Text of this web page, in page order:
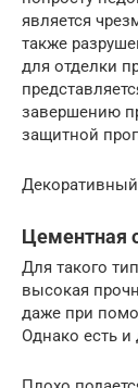
является
также
для отделки
завершению
защитной
Цементная
Для такого
высокая
даже при
Однако есть